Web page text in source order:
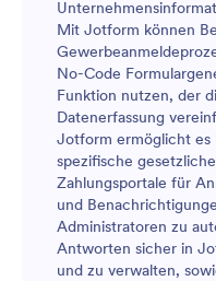
Mit Jotform können
No-Code
Funktion nutzen, der
Datenerfassung
Jotform ermöglicht es
spezifische
Zahlungsportale für
und
Administratoren zu
Antworten sicher in
und zu verwalten,